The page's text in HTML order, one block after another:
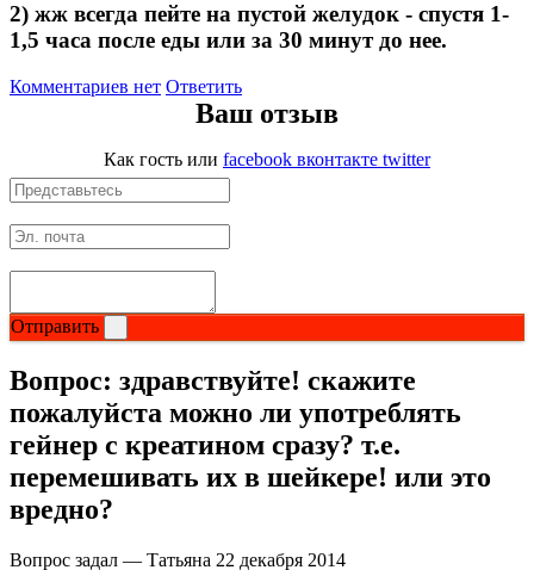
2) жж всегда пейте на пустой желудок - спустя 1-
1,5 часа после еды или за 30 минут до нее.
Комментариев нет Ответить
Ваш отзыв
Как гость или facebook вконтакте twitter
Отправить
Вопрос: здравствуйте! скажите
пожалуйста можно ли употреблять
гейнер с креатином сразу? т.е.
перемешивать их в шейкере! или это
вредно?
Вопрос задал — Татьяна 22 декабря 2014